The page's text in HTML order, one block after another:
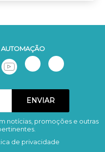
AUTOMAÇÃO
Remover
notícias, promoções e outras
de privacidade